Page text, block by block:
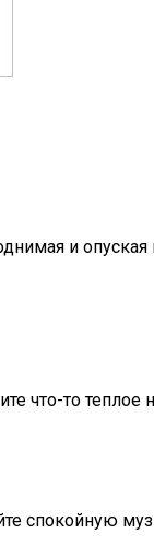
и
что-то теплое
спокойную